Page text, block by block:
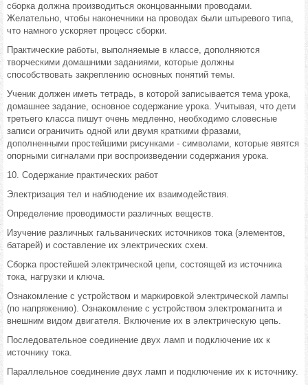
сборка должна производиться оконцованными проводами.
Желательно, чтобы наконечники на проводах были штыревого типа,
что намного ускоряет процесс сборки.
Практические работы, выполняемые в классе, дополняются
творческими домашними заданиями, которые должны
способствовать закреплению основных понятий темы.
Ученик должен иметь тетрадь, в которой записывается тема урока,
домашнее задание, основное содержание урока. Учитывая, что дети
третьего класса пишут очень медленно, необходимо словесные
записи ограничить одной или двумя краткими фразами,
дополненными простейшими рисунками - символами, которые явятся
опорными сигналами при воспроизведении содержания урока.
10. Содержание практических работ
Электризация тел и наблюдение их взаимодействия.
Определение проводимости различных веществ.
Изучение различных гальванических источников тока (элементов,
батарей) и составление их электрических схем.
Сборка простейшей электрической цепи, состоящей из источника
тока, нагрузки и ключа.
Ознакомление с устройством и маркировкой электрической лампы
(по напряжению). Ознакомление с устройством электромагнита и
внешним видом двигателя. Включение их в электрическую цепь.
Последовательное соединение двух ламп и подключение их к
источнику тока.
Параллельное соединение двух ламп и подключение их к источнику.